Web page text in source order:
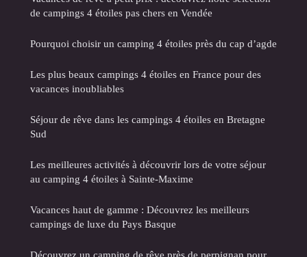
de campings 4 étoiles pas chers en Vendée
Pourquoi choisir un camping 4 étoiles près du cap d’agde
Les plus beaux campings 4 étoiles en France pour des
vacances inoubliables
Séjour de rêve dans les campings 4 étoiles en Bretagne
Sud
Les meilleures activités à découvrir lors de votre séjour
au camping 4 étoiles à Sainte-Maxime
Vacances haut de gamme : Découvrez les meilleurs
campings de luxe du Pays Basque